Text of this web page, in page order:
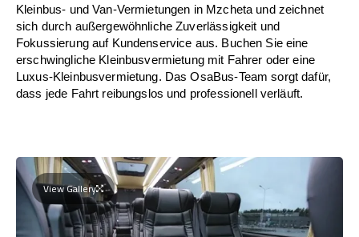
Kleinbus- und Van-Vermietungen in Mzcheta und zeichnet
sich durch außergewöhnliche Zuverlässigkeit und
Fokussierung auf Kundenservice aus. Buchen Sie eine
erschwingliche Kleinbusvermietung mit Fahrer oder eine
Luxus-Kleinbusvermietung. Das OsaBus-Team sorgt dafür,
dass jede Fahrt reibungslos und professionell verläuft.
View Gallery